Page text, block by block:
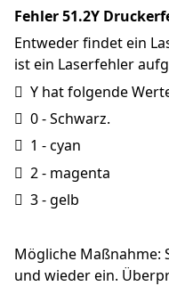
Fehler 51.2Y
Entweder findet ein
ist ein Laserfehler
  Y hat folgende
  0 - Schwarz.
  1 - cyan
  2 - magenta
  3 - gelb
Mögliche Maßnahme:
und wieder ein.